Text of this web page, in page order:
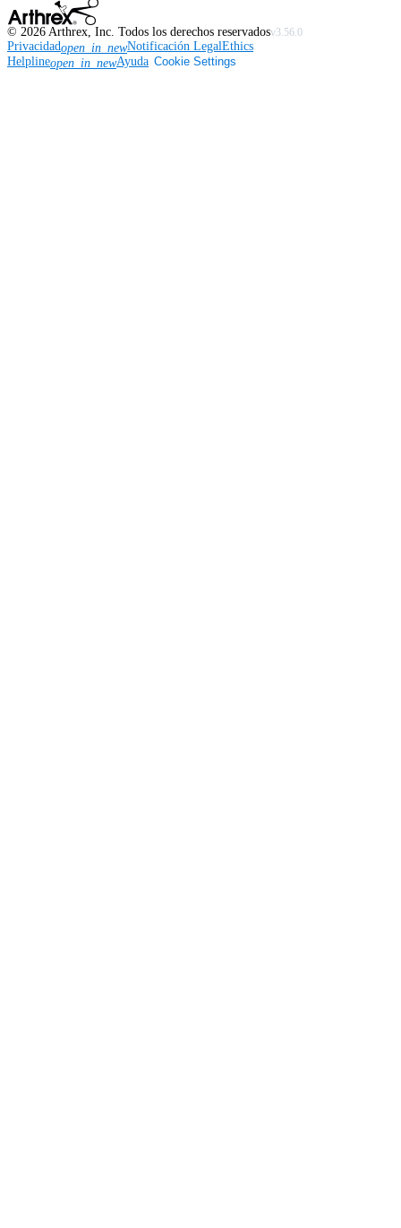
© 2026 Arthrex, Inc. Todos los derechos reservadosv3.56.0
Privacidadopen_in_newNotificación LegalEthics
Helplineopen_in_newAyuda Cookie Settings